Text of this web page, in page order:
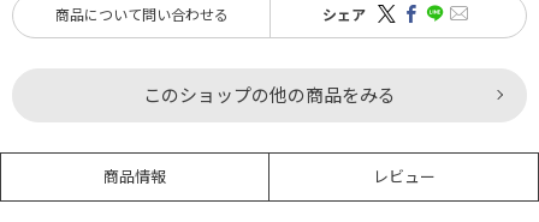
商品について問い合わせる シェア
このショップの他の商品をみる
商品情報 レビュー